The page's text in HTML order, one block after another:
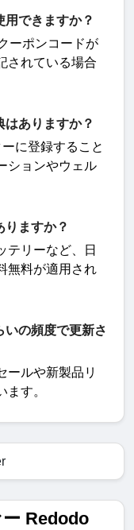
できますか？
ーポンコードが
されている場合
ありますか？
に登録すること
ションやウェル
ますか？
テリーなど、日
無料が適用され
の頻度で更新さ
ールや新製品リ
す。
Redodo